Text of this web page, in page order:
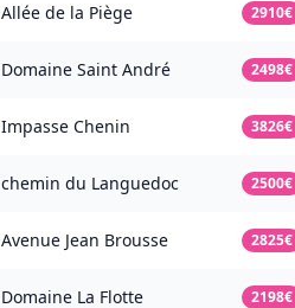
Allée de la Piège 2910€
Domaine Saint André 2498€
Impasse Chenin 3826€
chemin du Languedoc 2500€
Avenue Jean Brousse 2825€
Domaine La Flotte 2198€